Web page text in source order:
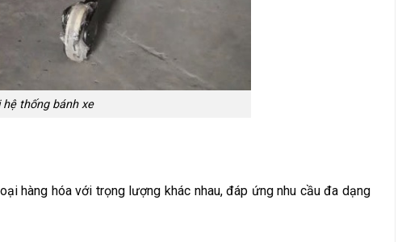
thống bánh xe
hàng hóa với trọng lượng khác nhau, đáp ứng nhu cầu đa dạng